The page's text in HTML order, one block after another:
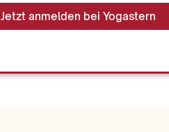
Jetzt anmelden bei Yogastern